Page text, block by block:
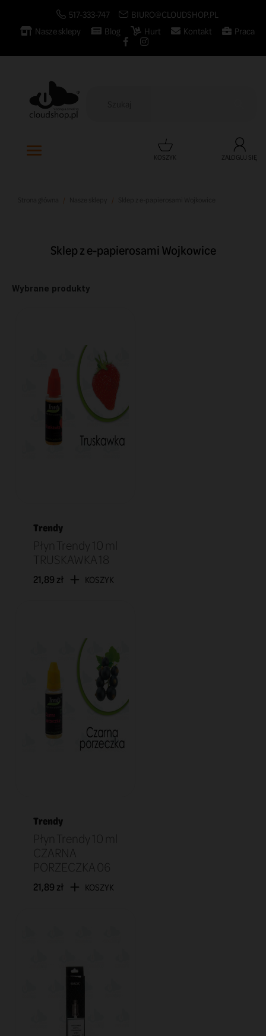
517-333-747
BIURO@CLOUDSHOP.PL
Nasze sklepy
Blog Hurt Kontakt Praca
KOSZYK ZALOGUJ SIĘ
Sklep z e-papierosami Wojkowice
Wybrane produkty
Trendy
Płyn Trendy 10 ml
TRUSKAWKA 18
21,89 zł KOSZYK
Trendy
Płyn Trendy 10 ml
CZARNA
PORZECZKA 06
21,89 zł KOSZYK